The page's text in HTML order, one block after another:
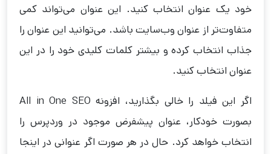
خود یک عنوان انتخاب کنید. این عنوان ‌می‌تواند کمی
متفاوت‌تر از عنوان وب‌سایت باشد. می‌توانید این عنوان را
جذاب انتخاب کرده و بیشتر کلمات کلیدی خود را در این
عنوان انتخاب کنید.
اگر این فیلد را خالی بگذارید، افزونه All in One SEO
بصورت خودکار، عنوان پیشفرض موجود در وردپرس را
انتخاب خواهد کرد. حال در هر صورت اگر عنوانی در اینجا